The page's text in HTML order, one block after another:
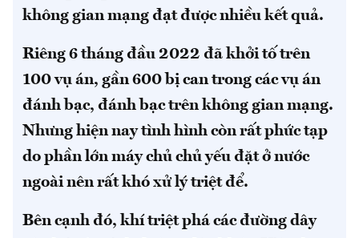
không gian mạng đạt được nhiều kết quả.
Riêng 6 tháng đầu 2022 đã khởi tố trên
100 vụ án, gần 600 bị can trong các vụ án
đánh bạc, đánh bạc trên không gian mạng.
Nhưng hiện nay tình hình còn rất phức tạp
do phần lớn máy chủ chủ yếu đặt ở nước
ngoài nên rất khó xử lý triệt để.
Bên cạnh đó, khí triệt phá các đường dây